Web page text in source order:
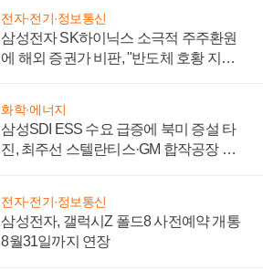
전자·전기·정보통신
삼성전자 SK하이닉스 소극적 주주환원
에 해외 증권가 비판, "반도체 호황 지속
화학·에너지
삼성SDI ESS 수요 급증에 북미 증설 타
진, 최주선 스텔란티스·GM 합작공장 건
전자·전기·정보통신
삼성전자, 갤럭시Z 폴드8 사전예약 개통
8월31일까지 연장